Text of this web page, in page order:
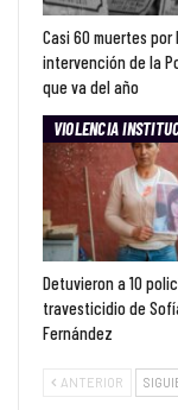
Casi 60 muertes por
intervención de la
que va del año
VIOLENCIA
Detuvieron a 10
travesticidio de
Fernández
ANTERIOR